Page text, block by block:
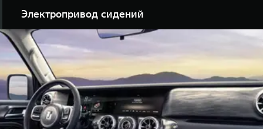
мира. Специально созданные для долгих поездок
кресла поддержат настрой на свершения и не дадут
переутомиться.
Электропривод сидений
Ваш TANK не угадывает, а знает, как будет наиболее
комфортно. Электрическая регулировка сидений
делает автомобиль удобным именно для вас.